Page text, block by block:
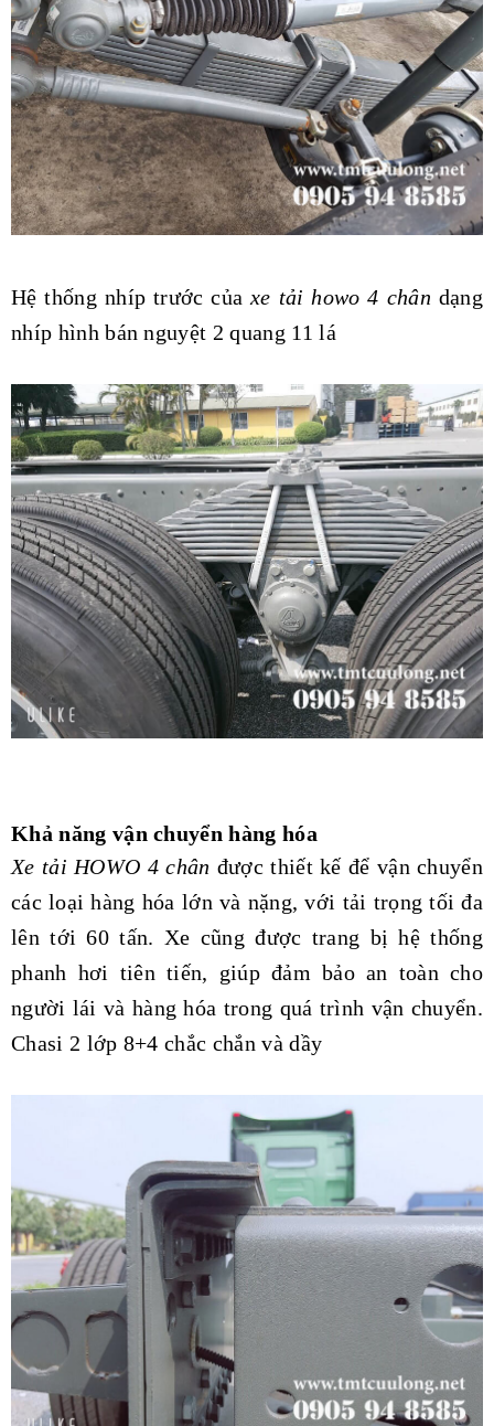
Hệ thống nhíp trước củaxe tải howo 4 chân dạng
nhíp hình bán nguyệt 2 quang 11 lá
Khả năng vận chuyển hàng hóa
Xe tải HOWO 4 chân được thiết kế để vận chuyển
các loại hàng hóa lớn và nặng, với tải trọng tối đa
lên tới 60 tấn. Xe cũng được trang bị hệ thống
phanh hơi tiên tiến, giúp đảm bảo an toàn cho
người lái và hàng hóa trong quá trình vận chuyển.
Chasi 2 lớp 8+4 chắc chắn và dầy